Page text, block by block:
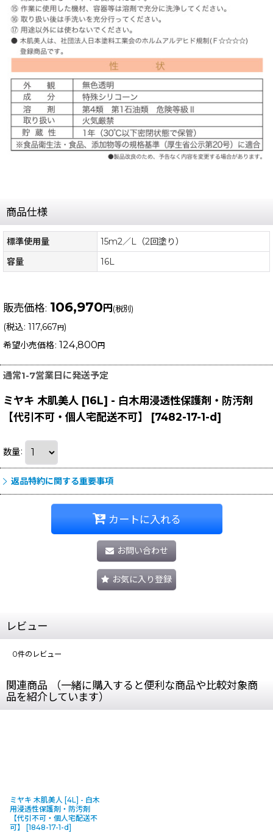
商品仕様
標準使用量
15m2／L（2回塗り）
容量
16L
販売価格: 106,970円(税別)
(税込: 117,667円)
希望小売価格: 124,800 円
通常1-7営業日に発送予定
ミヤキ 木肌美人 [16L] - 白木用浸透性保護剤・防汚剤
【代引不可・個人宅配送不可】
[7482-17-1-d]
数量:
返品特約に関する重要事項
カートに入れる
お問い合わせ
お気に入り登録
レビュー
0件のレビュー
関連商品 （一緒に購入すると便利な商品や比較対象商
品を紹介しています）
ミヤキ 木肌美人 [4L] - 白木
用浸透性保護剤・防汚剤
【代引不可・個人宅配送不
可】
[1848-17-1-d]